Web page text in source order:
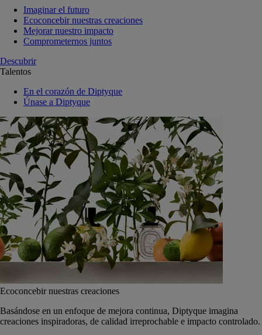
Imaginar el futuro
Ecoconcebir nuestras creaciones
Mejorar nuestro impacto
Comprometernos juntos
Descubrir
Talentos
En el corazón de Diptyque
Únase a Diptyque
Ecoconcebir nuestras creaciones
Basándose en un enfoque de mejora continua, Diptyque imagina
creaciones inspiradoras, de calidad irreprochable e impacto controlado.